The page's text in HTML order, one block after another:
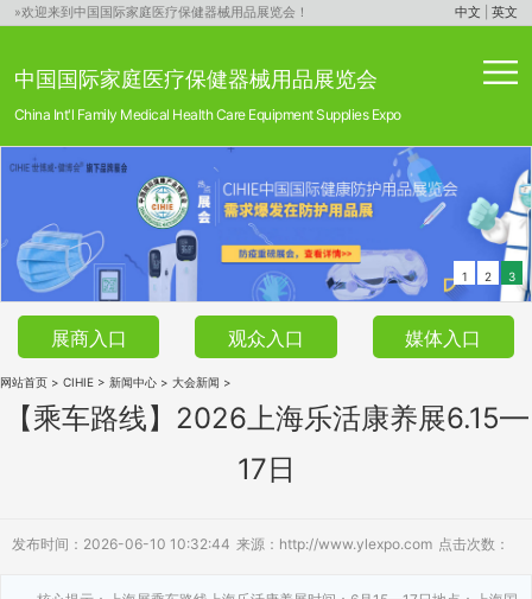
»欢迎来到中国国际家庭医疗保健器械用品展览会！ 中文 |英文
中国国际家庭医疗保健器械用品展览会
China Int'l Family Medical Health Care Equipment Supplies Expo
1 2 3
展商入口 观众入口 媒体入口
网站首页 > CIHIE > 新闻中心 > 大会新闻 >
【乘车路线】2026上海乐活康养展6.15—
17日
发布时间：2026-06-10 10:32:44 来源：http://www.ylexpo.com 点击次数：